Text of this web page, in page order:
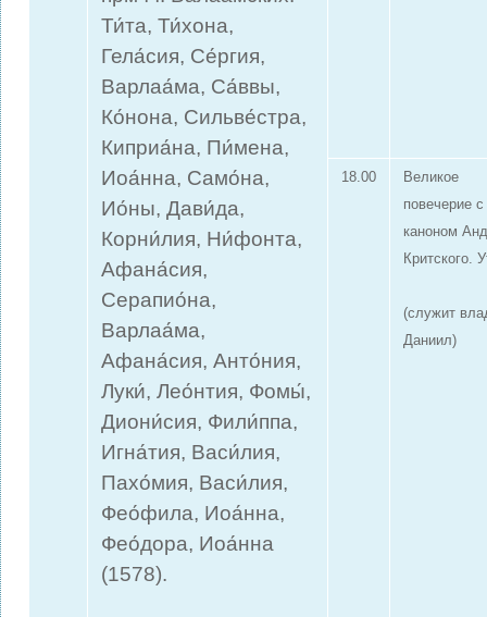
Ти́та, Ти́хона,
Гела́сия, Се́ргия,
Варлаа́ма, Са́ввы,
Ко́нона, Сильве́стра,
Киприа́на, Пи́мена,
Иоа́нна, Само́на,
Ио́ны, Дави́да,
Корни́лия, Ни́фонта,
Афана́сия,
Серапио́на,
Варлаа́ма,
Афана́сия, Анто́ния,
Луки́, Лео́нтия, Фомы́,
Диони́сия, Фили́ппа,
Игна́тия, Васи́лия,
Пахо́мия, Васи́лия,
Фео́фила, Иоа́нна,
Фео́дора, Иоа́нна
(1578).
18.00
Великое
повечерие с
каноном
Критского.
(служит
Даниил)